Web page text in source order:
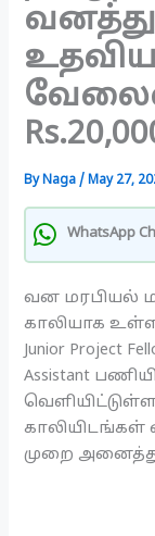
ByNaga/May 27,
WhatsApp
வன மரபியல்
காலியாக உள்ள
Junior Project
Assistant
முறை